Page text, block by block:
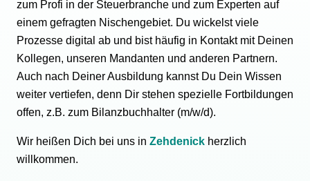
zum Profi in der Steuerbranche und zum Experten auf
einem gefragten Nischengebiet. Du wickelst viele
Prozesse digital ab und bist häufig in Kontakt mit Deinen
Kollegen, unseren Mandanten und anderen Partnern.
Auch nach Deiner Ausbildung kannst Du Dein Wissen
weiter vertiefen, denn Dir stehen spezielle Fortbildungen
offen, z.B. zum Bilanzbuchhalter (m/w/d).
Wir heißen Dich bei uns in Zehdenick herzlich
willkommen.